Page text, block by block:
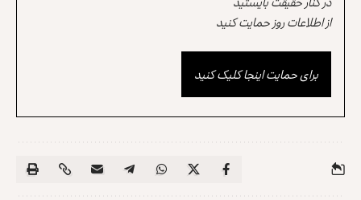
از اطلاعات روز حمایت کنید
برای حمایت اینجا کلیک کنید